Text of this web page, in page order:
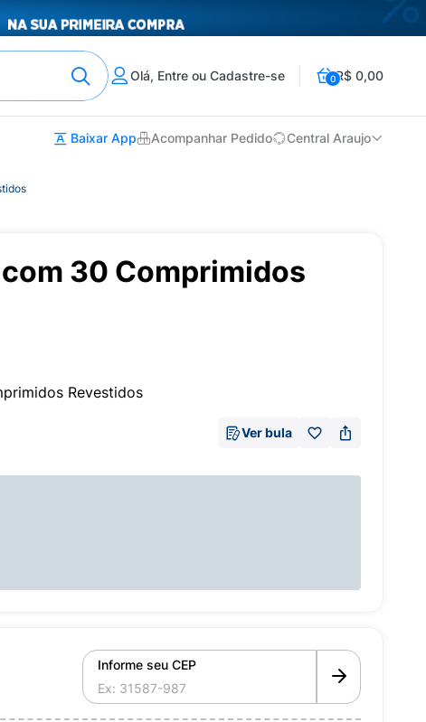
Olá, Entre ou Cadastre-se 0R$ 0,00
Baixar App Acompanhar Pedido Central Araujo
30 Comprimidos
Revestidos
Ver bula
Informe seu CEP